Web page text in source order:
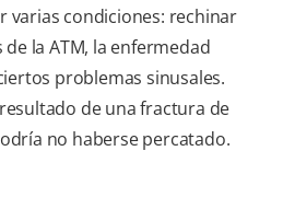
varias condiciones: rechinar
la ATM, la enfermedad
problemas sinusales.
de una fractura de
no haberse percatado.